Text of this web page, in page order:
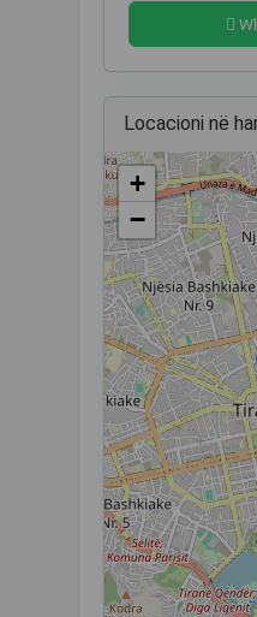
Locacioni në
+
−